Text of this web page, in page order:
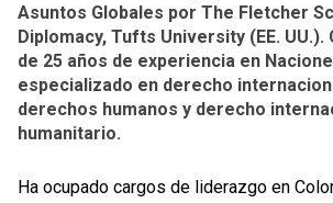
Asuntos Globales por The Fletcher
Diplomacy, Tufts University (EE. UU.).
de 25 años de experiencia en
especializado en derecho
derechos humanos y derecho
humanitario.
Ha ocupado cargos de liderazgo en